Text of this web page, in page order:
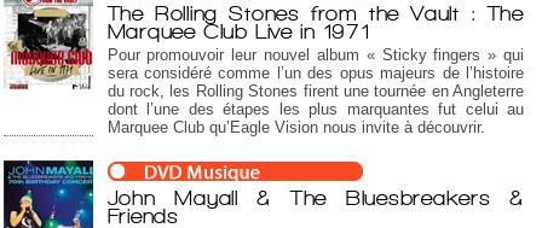
The Rolling Stones from the Vault : The
Marquee Club Live in 1971
Pour promouvoir leur nouvel album « Sticky fingers » qui
sera considéré comme l’un des opus majeurs de l’histoire
du rock, les Rolling Stones firent une tournée en Angleterre
dont l’une des étapes les plus marquantes fut celui au
Marquee Club qu’Eagle Vision nous invite à découvrir.
John Mayall & The Bluesbreakers &
Friends